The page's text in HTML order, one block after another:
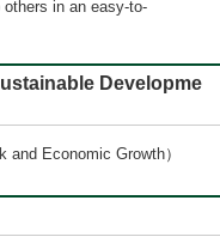
in an easy-to-
Developme
Economic Growth）